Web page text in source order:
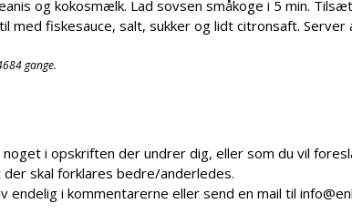
og kokosmælk. Lad sovsen småkoge i 5 min.
med fiskesauce, salt, sukker og lidt citronsaft.
gange.
noget i opskriften der undrer dig, eller som du vil
der skal forklares bedre/anderledes.
endelig i kommentarerne eller send en mail til